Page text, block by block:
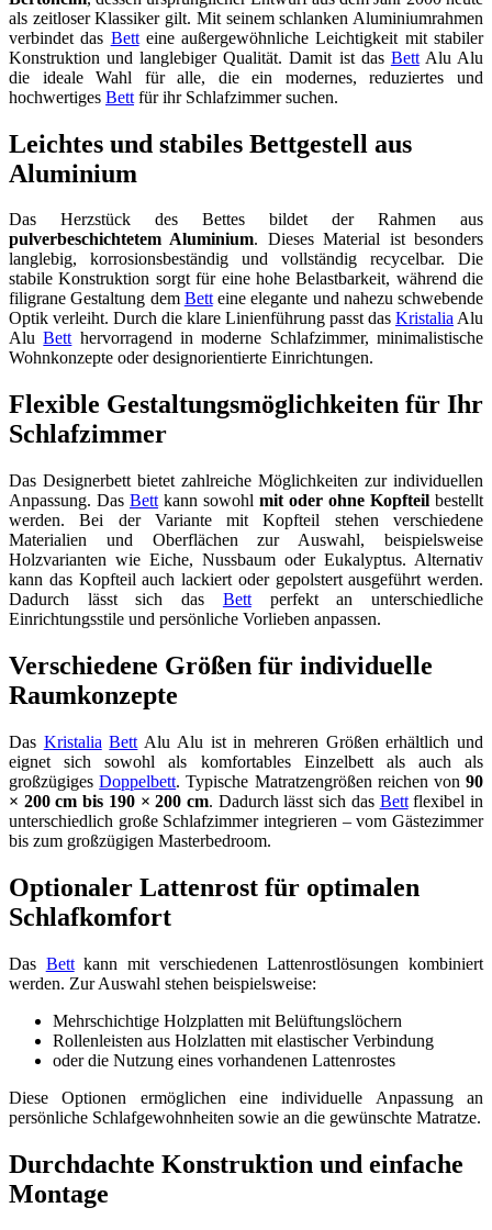
als zeitloser Klassiker gilt. Mit seinem schlanken Aluminiumrahmen
verbindet das Betteine außergewöhnliche Leichtigkeit mit stabiler
Konstruktion und langlebiger Qualität. Damit ist das BettAlu Alu
die ideale Wahl für alle, die ein modernes, reduziertes und
hochwertiges Bett für ihr Schlafzimmer suchen.
Leichtes und stabiles Bettgestell aus
Aluminium
Das Herzstück des Bettes bildet der Rahmen aus
pulverbeschichtetem Aluminium. Dieses Material ist besonders
langlebig, korrosionsbeständig und vollständig recycelbar. Die
stabile Konstruktion sorgt für eine hohe Belastbarkeit, während die
filigrane Gestaltung dem Betteine elegante und nahezu schwebende
Optik verleiht. Durch die klare Linienführung passt das KristaliaAlu
AluBetthervorragend in moderne Schlafzimmer, minimalistische
Wohnkonzepte oder designorientierte Einrichtungen.
Flexible Gestaltungsmöglichkeiten für Ihr
Schlafzimmer
Das Designerbett bietet zahlreiche Möglichkeiten zur individuellen
Anpassung. Das Bett kann sowohl mit oder ohne Kopfteil bestellt
werden. Bei der Variante mit Kopfteil stehen verschiedene
Materialien und Oberflächen zur Auswahl, beispielsweise
Holzvarianten wie Eiche, Nussbaum oder Eukalyptus. Alternativ
kann das Kopfteil auch lackiert oder gepolstert ausgeführt werden.
Dadurch lässt sich das Bettperfekt an unterschiedliche
Einrichtungsstile und persönliche Vorlieben anpassen.
Verschiedene Größen für individuelle
Raumkonzepte
Das Kristalia Bett Alu Alu ist in mehreren Größen erhältlich und
eignet sich sowohl als komfortables Einzelbett als auch als
großzügigesDoppelbett. Typische Matratzengrößen reichen von90
× 200 cm bis 190 × 200 cm. Dadurch lässt sich das Bettflexibel in
unterschiedlich große Schlafzimmer integrieren – vom Gästezimmer
bis zum großzügigen Masterbedroom.
Optionaler Lattenrost für optimalen
Schlafkomfort
Das Bettkann mit verschiedenen Lattenrostlösungen kombiniert
werden. Zur Auswahl stehen beispielsweise:
Mehrschichtige Holzplatten mit Belüftungslöchern
Rollenleisten aus Holzlatten mit elastischer Verbindung
oder die Nutzung eines vorhandenen Lattenrostes
Diese Optionen ermöglichen eine individuelle Anpassung an
persönliche Schlafgewohnheiten sowie an die gewünschte Matratze.
Durchdachte Konstruktion und einfache
Montage